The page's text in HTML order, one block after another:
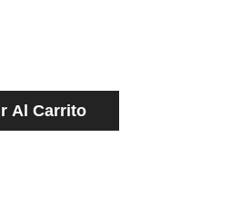
Al Carrito